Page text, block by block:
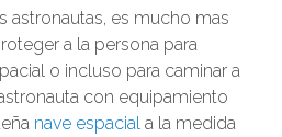
astronautas, es mucho mas
a la persona para
o incluso para caminar a
con equipamiento
nave espacial a la medida